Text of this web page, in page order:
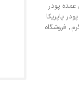
پودر
پاپریکا
, فروشگاه